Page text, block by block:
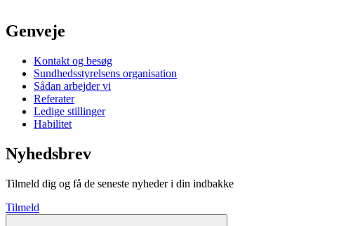
Genveje
Kontakt og besøg
Sundhedsstyrelsens organisation
Sådan arbejder vi
Referater
Ledige stillinger
Habilitet
Nyhedsbrev
Tilmeld dig og få de seneste nyheder i din indbakke
Tilmeld